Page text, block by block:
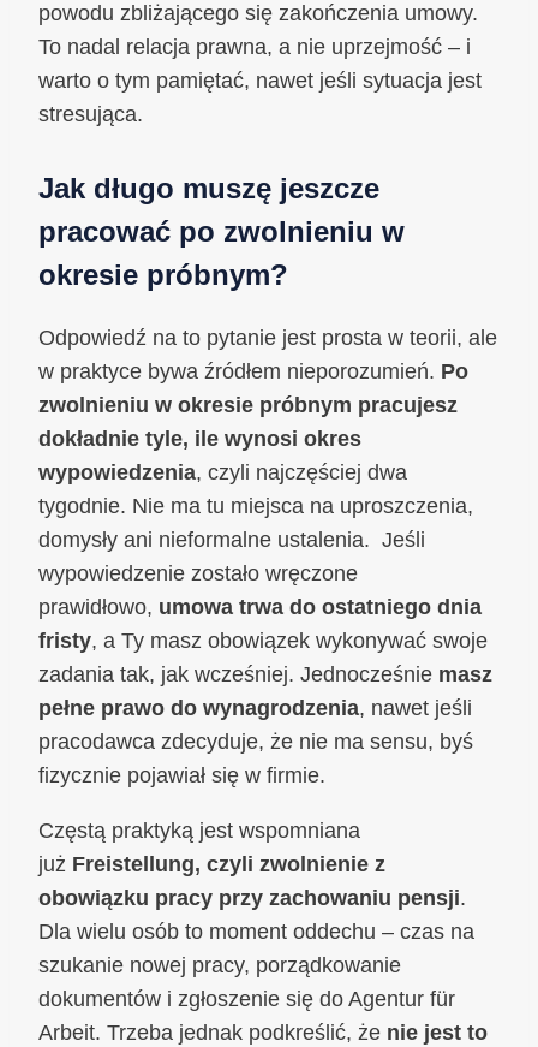
powodu zbliżającego się zakończenia umowy.
To nadal relacja prawna, a nie uprzejmość – i
warto o tym pamiętać, nawet jeśli sytuacja jest
stresująca.
Jak długo muszę jeszcze
pracować po zwolnieniu w
okresie próbnym?
Odpowiedź na to pytanie jest prosta w teorii, ale
w praktyce bywa źródłem nieporozumień. Po
zwolnieniu w okresie próbnym pracujesz
dokładnie tyle, ile wynosi okres
wypowiedzenia, czyli najczęściej dwa
tygodnie. Nie ma tu miejsca na uproszczenia,
domysły ani nieformalne ustalenia. Jeśli
wypowiedzenie zostało wręczone
prawidłowo, umowa trwa do ostatniego dnia
fristy, a Ty masz obowiązek wykonywać swoje
zadania tak, jak wcześniej. Jednocześnie masz
pełne prawo do wynagrodzenia, nawet jeśli
pracodawca zdecyduje, że nie ma sensu, byś
fizycznie pojawiał się w firmie.
Częstą praktyką jest wspomniana
już Freistellung, czyli zwolnienie z
obowiązku pracy przy zachowaniu pensji.
Dla wielu osób to moment oddechu – czas na
szukanie nowej pracy, porządkowanie
dokumentów i zgłoszenie się do Agentur für
Arbeit. Trzeba jednak podkreślić, że nie jest to